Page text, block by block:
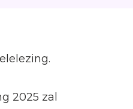
2025 zal